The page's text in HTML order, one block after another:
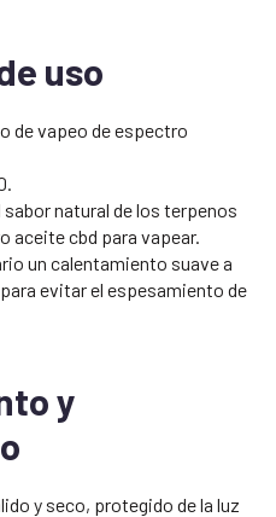
uso
de vapeo de espectro
natural de los terpenos
aceite cbd para vapear.
un calentamiento suave a
evitar el espesamiento de
y
y seco, protegido de la luz